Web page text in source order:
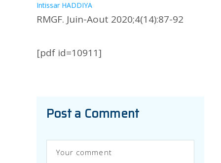
Intissar HADDIYA
RMGF. Juin-Aout 2020;4(14):87-92
[pdf id=10911]
Post a Comment